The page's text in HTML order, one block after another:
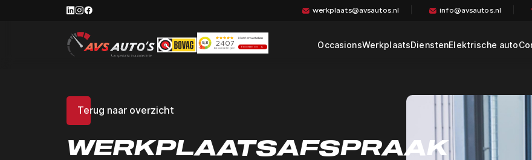
werkplaats@avsautos.nl info@avsautos.nl
OccasionsWerkplaatsDiensten
Financieren / Leasen
Elektrische auto
reparatie
Terug naar overzicht
WERKPLAATSAFSPRAAK